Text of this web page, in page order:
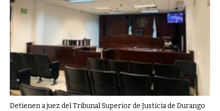
Detienen a juez del Tribunal Superior de Justicia de Durango